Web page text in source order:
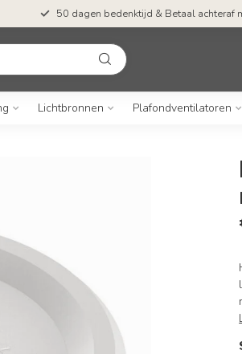
50 dagen bedenktijd & Betaal achteraf
Lichtbronnen Plafondventilatoren